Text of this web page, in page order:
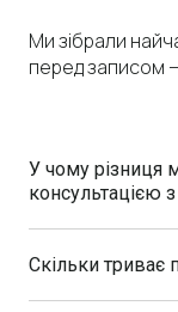
Ми зібрали
перед записом
У чому різниця
консультацією
У разі потреби
Скільки триває